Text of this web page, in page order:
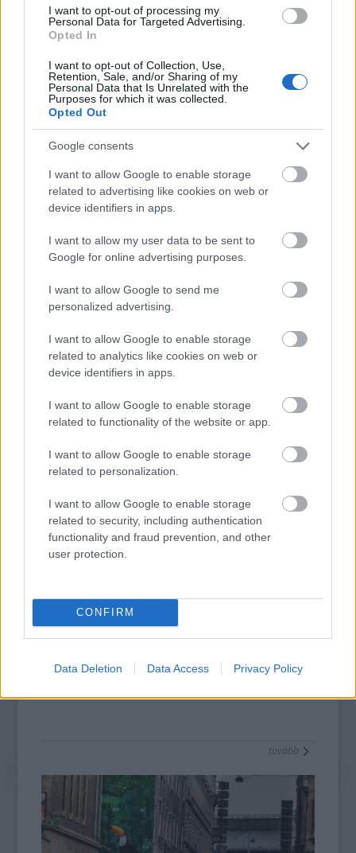
I want to opt-out of processing my
Personal Data for Targeted Advertising.
Opted In
I want to opt-out of Collection, Use,
Retention, Sale, and/or Sharing of my
Personal Data that Is Unrelated with the
Purposes for which it was collected.
Opted Out
Google consents
I want to allow Google to enable storage
related to advertising like cookies on web or
device identifiers in apps.
I want to allow my user data to be sent to
Google for online advertising purposes.
I want to allow Google to send me
personalized advertising.
I want to allow Google to enable storage
related to analytics like cookies on web or
device identifiers in apps.
I want to allow Google to enable storage
related to functionality of the website or app.
I want to allow Google to enable storage
related to personalization.
I want to allow Google to enable storage
related to security, including authentication
functionality and fraud prevention, and other
user protection.
CONFIRM
Data Deletion Data Access Privacy Policy
fogalmazzák meg, hogy mit jelent számukra az elfogadás
szó.
tovább
Félelmetes állat tűnt fel a romkocsmában!
2015. 06. 26.|Kultúrpart
Áldozatára készül lecsapni a Kazinczy utcai
Mulató faláról egy hatalmassólyom. A kedd óta látható
falfestmény az augusztusi Színes Város Budapest fesztivál
beharangozó alkotása.
tovább
Mesebeli táj az iskolafalon
Téri Általános Iskola
egyik épületének falára, aSzínes Város
tovább